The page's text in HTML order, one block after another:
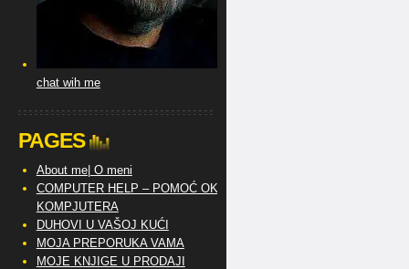
chat wih me
PAGES
About me| O meni
COMPUTER HELP – POMOĆ OKO
KOMPJUTERA
DUHOVI U VAŠOJ KUĆI
MOJA PREPORUKA VAMA
MOJE KNJIGE U PRODAJI